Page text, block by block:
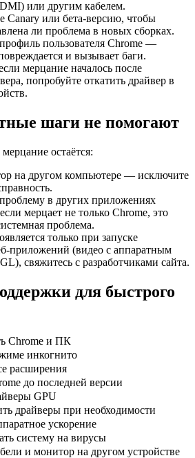
или другим кабелем.
Canary или бета-версию, чтобы
ли проблема в новых сборках.
пользователя Chrome —
и вызывает баги.
мерцание началось после
попробуйте откатить драйвер в
шаги не помогают
остаётся:
на другом компьютере — исключите
в других приложениях
мерцает не только Chrome, это
проблема.
только при запуске
приложений (видео с аппаратным
свяжитесь с разработчиками сайта.
для быстрого
Chrome и ПК
инкогнито
расширения
до последней версии
GPU
драйверы при необходимости
ускорение
систему на вирусы
и монитор на другом устройстве